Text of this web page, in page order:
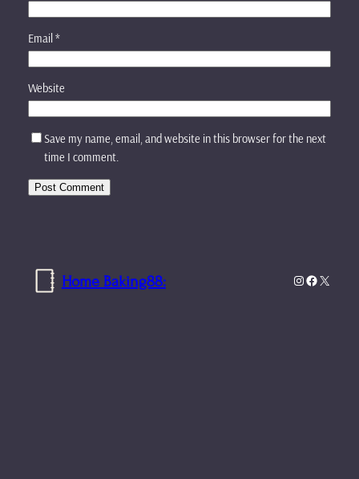
Email *
Website
Save my name, email, and website in this browser for the next
time I comment.
Home Baking88: Instagram
Facebook
X